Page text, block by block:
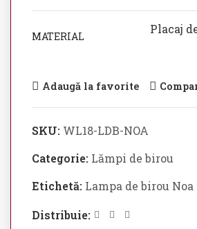
MATERIAL
Placaj
Adaugă la favorite
SKU: WL18-LDB-NOA
Categorie: Lămpi de birou
Etichetă: Lampa de birou Noa
Distribuie: